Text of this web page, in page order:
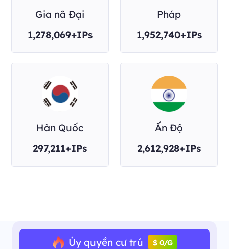
Gia nã Đại
1,278,069+IPs
Pháp
1,952,740+IPs
Hàn Quốc
297,211+IPs
Ấn Độ
2,612,928+IPs
Ủy quyền cư trú $ 0/G